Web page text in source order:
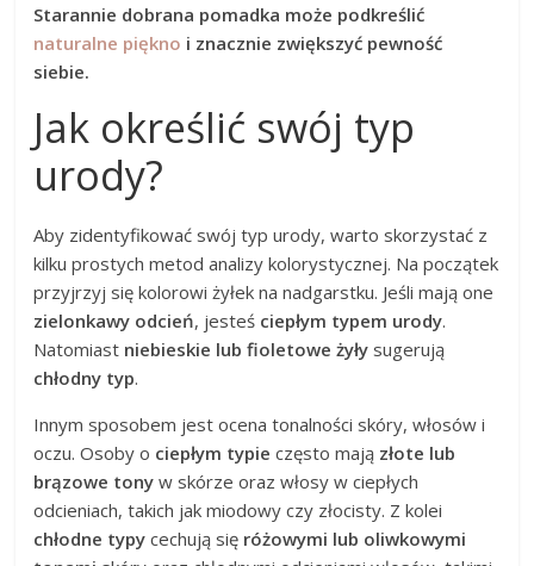
Starannie dobrana pomadka może podkreślić
naturalne piękno i znacznie zwiększyć pewność
siebie.
Jak określić swój typ
urody?
Aby zidentyfikować swój typ urody, warto skorzystać z
kilku prostych metod analizy kolorystycznej. Na początek
przyjrzyj się kolorowi żyłek na nadgarstku. Jeśli mają one
zielonkawy odcień, jesteś ciepłym typem urody.
Natomiast niebieskie lub fioletowe żyły sugerują
chłodny typ.
Innym sposobem jest ocena tonalności skóry, włosów i
oczu. Osoby o ciepłym typie często mają złote lub
brązowe tony w skórze oraz włosy w ciepłych
odcieniach, takich jak miodowy czy złocisty. Z kolei
chłodne typy cechują się różowymi lub oliwkowymi